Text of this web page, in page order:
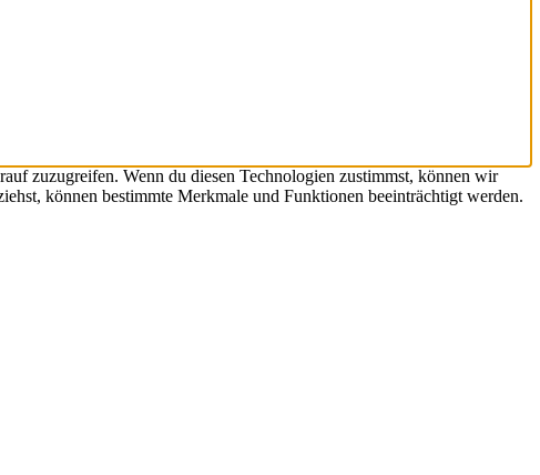
zuzugreifen. Wenn du diesen Technologien zustimmst, können wir
können bestimmte Merkmale und Funktionen beeinträchtigt werden.